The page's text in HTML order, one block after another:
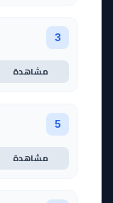
3
مشاهدة
5
مشاهدة